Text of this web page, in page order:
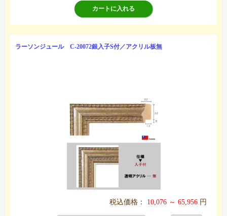
カートに入れる
ラーソンジュール C-20072銀入子S付／アクリル板無
税込価格： 10,076 ～ 65,956 円